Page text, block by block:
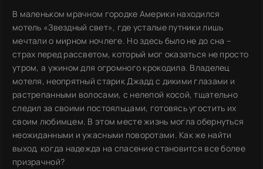
В маленьком мрачном городке Америки находился
мотель «Звездный свет», где усталые путники лишь
мечтали о мирном ночлеге. Но здесь было не до сна –
страх перед рассветом, который мог оказаться не просто
утром, а ужином для огромного крокодила. Владелец
мотеля, неопрятный старик Джадд с дикими глазами и
растрепанными волосами, с нелепой косой, тщательно
следил за своими постояльцами, готовясь угостить их
своим любимцем. В этом месте жизнь могла обернуться
неожиданными и ужасными поворотами. Как же найти
выход, когда надежда на спасение становится все более
призрачной?